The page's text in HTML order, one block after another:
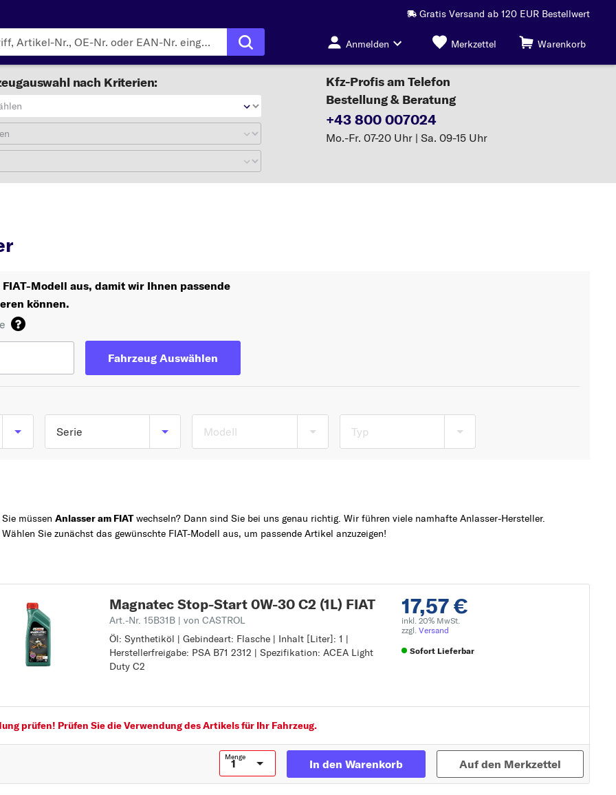
Gratis Versand ab 120 EUR Bestellwert
Anmelden Merkzettel Warenkorb
nach Kriterien:
Kfz-Profis am Telefon
Bestellung & Beratung
+43 800 007024
Mo.-Fr. 07-20 Uhr | Sa. 09-15 Uhr
Modell aus, damit wir Ihnen passende
können.
Fahrzeug Auswählen
Serie
500
C
Modell Typ
Sie müssen Anlasser am FIATwechseln? Dann sind Sie bei uns genau richtig. Wir führen viele namhafte Anlasser-Hersteller.
Wählen Sie zunächst das gewünschte FIAT-Modell aus, um passende Artikel anzuzeigen!
17,57 €
inkl. 20% MwSt.
zzgl. Versand
Sofort Lieferbar
Magnatec Stop-Start 0W-30 C2 (1L) FIAT
Art.-Nr. 15B31B | von CASTROL
Öl: Synthetiköl | Gebindeart: Flasche | Inhalt [Liter]: 1 |
Herstellerfreigabe: PSA B71 2312 | Spezifikation: ACEA Light
Duty C2
Öl: Synthetiköl
Gebindeart: Flasche
Inhalt [Liter]: 1
prüfen! Prüfen Sie die Verwendung des Artikels für Ihr Fahrzeug.
Menge
In den Warenkorb Auf den Merkzettel